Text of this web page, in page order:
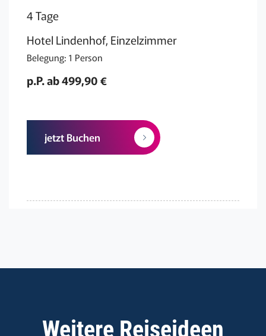
4 Tage
Hotel Lindenhof, Einzelzimmer
Belegung: 1 Person
p.P. ab 499,90 €
jetzt Buchen
Weitere Reiseideen